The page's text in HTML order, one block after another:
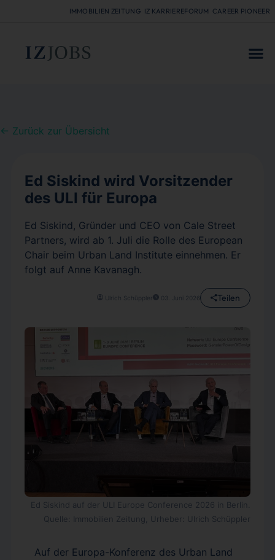
IMMOBILIEN ZEITUNG IZ KARRIEREFORUM CAREER PIONEER
← Zurück zur Übersicht
Ed Siskind wird Vorsitzender
des ULI für Europa
Ed Siskind, Gründer und CEO von Cale Street
Partners, wird ab 1. Juli die Rolle des European
Chair beim Urban Land Institute einnehmen. Er
folgt auf Anne Kavanagh.
Ulrich Schüppler 03. Juni 2026 Teilen
Ed Siskind auf der ULI Europe Conference 2026 in Berlin.
Quelle: Immobilien Zeitung, Urheber: Ulrich Schüppler
Auf der Europa-Konferenz des Urban Land